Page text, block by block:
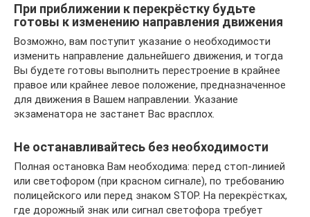
При приближении к перекрёстку будьте
готовы к изменению направления движения
Возможно, вам поступит указание о необходимости
изменить направление дальнейшего движения, и тогда
Вы будете готовы выполнить перестроение в крайнее
правое или крайнее левое положение, предназначенное
для движения в Вашем направлении. Указание
экзаменатора не застанет Вас врасплох.
Не останавливайтесь без необходимости
Полная остановка Вам необходима: перед стоп-линией
или светофором (при красном сигнале), по требованию
полицейского или перед знаком STOP. На перекрёстках,
где дорожный знак или сигнал светофора требует